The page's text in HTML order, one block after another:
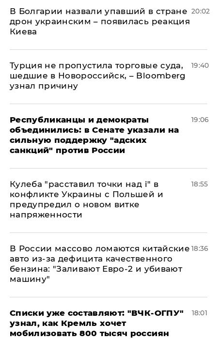
В Болгарии назвали упавший в стране
дрон украинским – появилась реакция
Киева
20:02
Турция не пропустила торговые суда,
шедшие в Новороссийск, – Bloomberg
узнал причину
19:40
Республиканцы и демократы
объединились: в Сенате указали на
сильную поддержку "адских
санкций" против России
19:06
Кулеба "расставил точки над і" в
конфликте Украины с Польшей и
предупредил о новом витке
напряженности
18:55
В России массово ломаются китайские
авто из-за дефицита качественного
бензина: "Заливают Евро-2 и убивают
машину"
18:36
Списки уже составляют: "ВЧК-ОГПУ"
узнал, как Кремль хочет
мобилизовать 800 тысяч россиян
18:01